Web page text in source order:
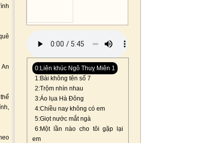
0:Liên khúc Ngô Thuỵ Miên 1
1:Bài không tên số 7
2:Trộm nhìn nhau
3:Áo lụa Hà Đông
4:Chiều nay không có em
5:Giọt nước mắt ngà
6:Một lần nào cho tôi gặp lại
em